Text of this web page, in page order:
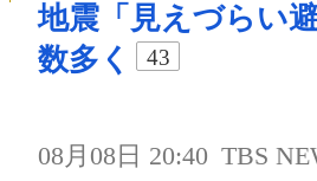
地震「見えづらい避
数多く
43
08月08日 20:40 TBS